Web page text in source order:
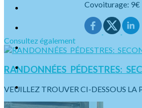
Consultez également
RANDONNÉES PÉDESTRES:
VEUILLEZ TROUVER CI-DESSOUS